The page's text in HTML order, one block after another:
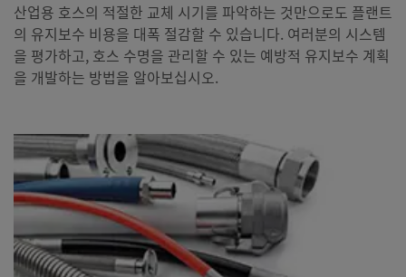
산업용 호스의 적절한 교체 시기를 파악하는 것만으로도 플랜트
의 유지보수 비용을 대폭 절감할 수 있습니다. 여러분의 시스템
을 평가하고, 호스 수명을 관리할 수 있는 예방적 유지보수 계획
을 개발하는 방법을 알아보십시오.